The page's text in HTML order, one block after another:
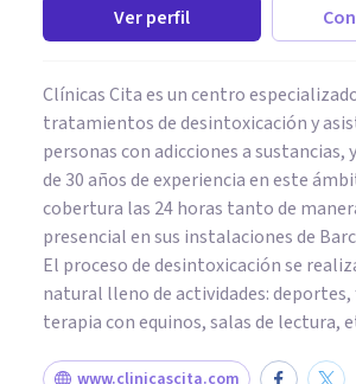
Ver perfil
Clínicas Cita es un centro
tratamientos de desintoxicación y
personas con adicciones a sustancias,
de 30 años de experiencia en este
cobertura las 24 horas tanto de
presencial en sus instalaciones de
El proceso de desintoxicación se
natural lleno de actividades:
terapia con equinos, salas de lectura,